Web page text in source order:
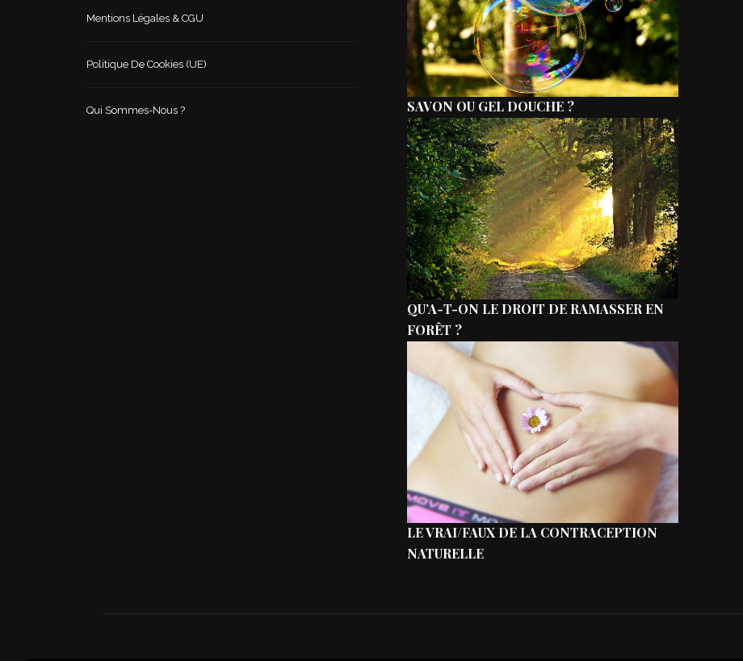
Mentions Légales & CGU
Politique De Cookies (UE)
Qui Sommes-Nous ? SAVON OU GEL DOUCHE ?
QU’A-T-ON LE DROIT DE RAMASSER EN
FORÊT ?
LE VRAI/FAUX DE LA CONTRACEPTION
NATURELLE